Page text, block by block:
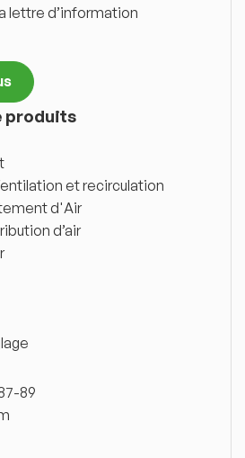
lettre d’information
produits
et recirculation
d'Air
d’air
89